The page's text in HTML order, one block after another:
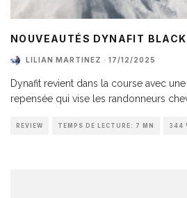
NOUVEAUTÉS DYNAFIT
LILIAN MARTINEZ · 17/12/2025
Dynafit revient dans la course avec
repensée qui vise les randonneurs
REVIEW TEMPS DE LECTURE: 7 MN 344